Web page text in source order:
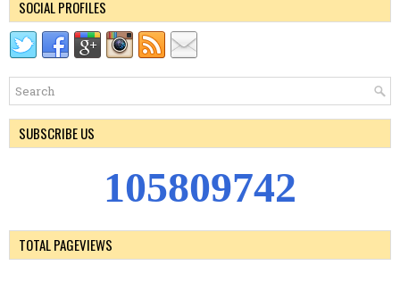
SOCIAL PROFILES
SUBSCRIBE US
105809742
TOTAL PAGEVIEWS